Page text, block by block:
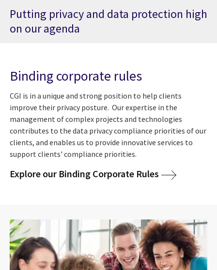
Putting privacy and data protection high
on our agenda
Binding corporate rules
CGI is in a unique and strong position to help clients
improve their privacy posture. Our expertise in the
management of complex projects and technologies
contributes to the data privacy compliance priorities of our
clients, and enables us to provide innovative services to
support clients' compliance priorities.
Explore our Binding Corporate Rules